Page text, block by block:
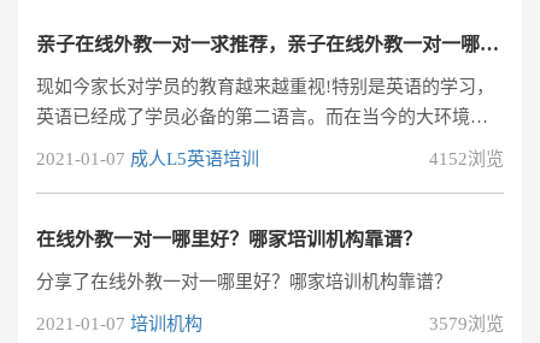
亲子在线外教一对一求推荐，亲子在线外教一对一哪里好?
现如今家长对学员的教育越来越重视!特别是英语的学习，
英语已经成了学员必备的第二语言。而在当今的大环境
下，各种在线英语教育行业也发展得如火如荼，家长们也
英语实时互动教学。是备受家长和学员青睐的，但是现在
错的亲子在线外教一对一。阿卡索外教网，
2021-01-07 成人L5英语培训 4152浏览
在线外教一对一哪里好？哪家培训机构靠谱？
分享了在线外教一对一哪里好？哪家培训机构靠谱？
2021-01-07 培训机构 3579浏览